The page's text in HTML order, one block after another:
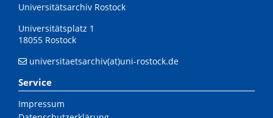
Universitätsarchiv Rostock
Universitätsplatz 1
18055 Rostock
universitaetsarchiv(at)uni-rostock.de
Service
Impressum